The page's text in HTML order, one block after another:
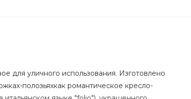
для уличного использования. Изготовлено
полозьяхкак романтическое кресло-